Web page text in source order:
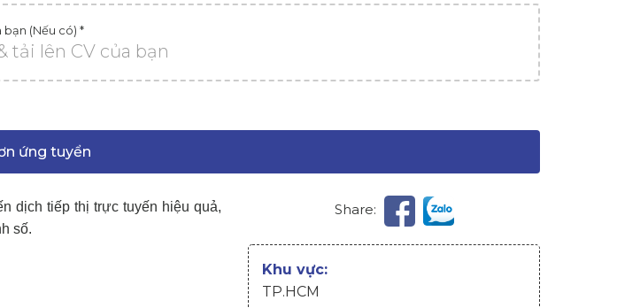
bạn (Nếu có) *
tải lên CV của bạn
ứng tuyển
dịch tiếp thị trực tuyến hiệu quả,
số.
Share:
Khu vực:
TP.HCM